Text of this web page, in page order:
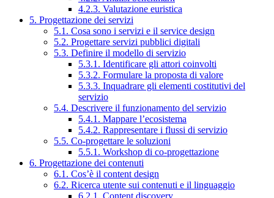
4.2.3. Valutazione euristica
5. Progettazione dei servizi
5.1. Cosa sono i servizi e il service design
5.2. Progettare servizi pubblici digitali
5.3. Definire il modello di servizio
5.3.1. Identificare gli attori coinvolti
5.3.2. Formulare la proposta di valore
5.3.3. Inquadrare gli elementi costitutivi del
servizio
5.4. Descrivere il funzionamento del servizio
5.4.1. Mappare l’ecosistema
5.4.2. Rappresentare i flussi di servizio
5.5. Co-progettare le soluzioni
5.5.1. Workshop di co-progettazione
6. Progettazione dei contenuti
6.1. Cos’è il content design
6.2. Ricerca utente sui contenuti e il linguaggio
6.2.1. Content discovery